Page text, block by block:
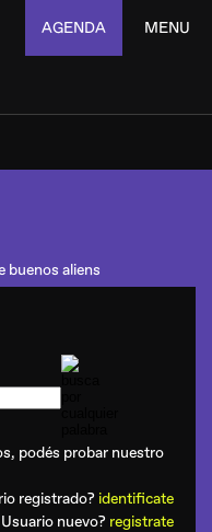
AGENDA MENU
buenos aliens
podés probar nuestro
registrado? identificate
Usuario nuevo? registrate